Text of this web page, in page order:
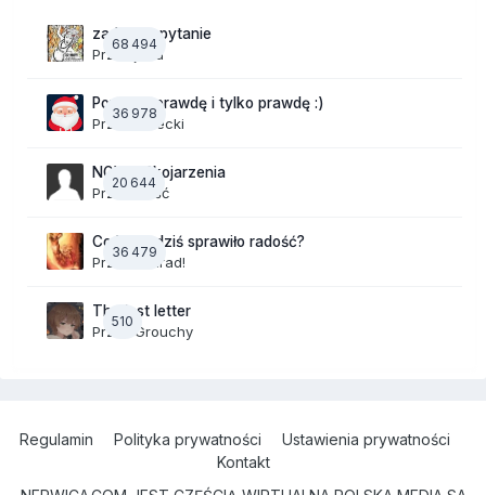
68 494
zadajesz pytanie
Przez jaaa
36 978
Powiedz prawdę i tylko prawdę :)
PrzezJurecki
20 644
NOWE Skojarzenia
Przez Gość
36 479
Co Wam dziś sprawiło radość?
Przez Konrad!
510
The last letter
Przez Grouchy
Regulamin Polityka prywatności
Ustawienia prywatności
Kontakt